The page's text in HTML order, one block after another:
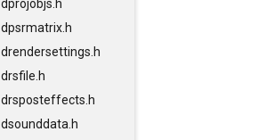
dprojobjs.h
dpsrmatrix.h
drendersettings.h
drsfile.h
drsposteffects.h
dsounddata.h